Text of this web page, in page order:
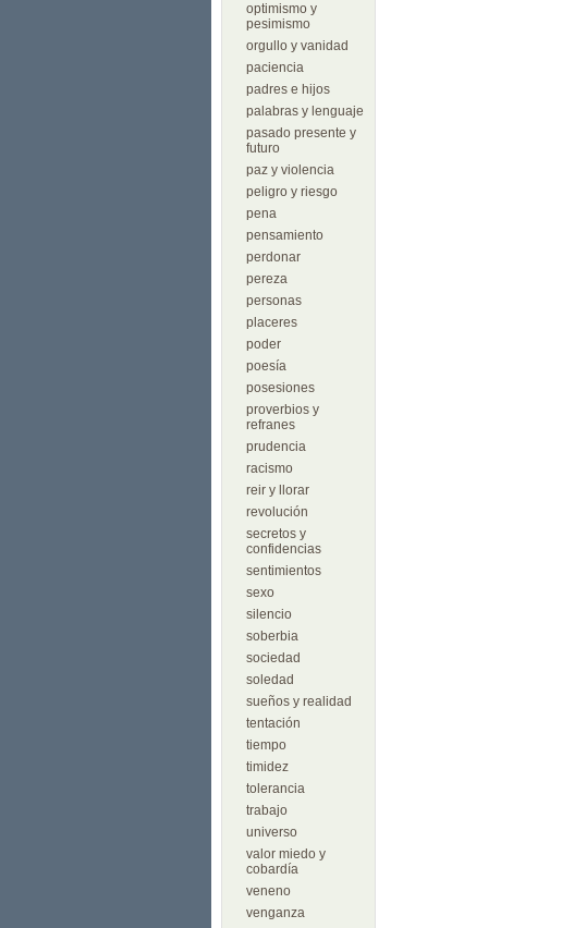
optimismo y
pesimismo
orgullo y vanidad
paciencia
padres e hijos
palabras y lenguaje
pasado presente y
futuro
paz y violencia
peligro y riesgo
pena
pensamiento
perdonar
pereza
personas
placeres
poder
poesía
posesiones
proverbios y
refranes
prudencia
racismo
reir y llorar
revolución
secretos y
confidencias
sentimientos
sexo
silencio
soberbia
sociedad
soledad
sueños y realidad
tentación
tiempo
timidez
tolerancia
trabajo
universo
valor miedo y
cobardía
veneno
venganza